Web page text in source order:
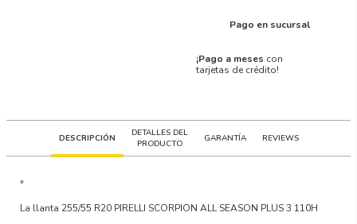
Pago en sucursal
¡Pago a meses con
tarjetas de crédito!
DESCRIPCIÓN
DETALLES DEL
PRODUCTO
GARANTÍA REVIEWS
"
La llanta255/55 R20 PIRELLI SCORPION ALL SEASON PLUS 3 110H